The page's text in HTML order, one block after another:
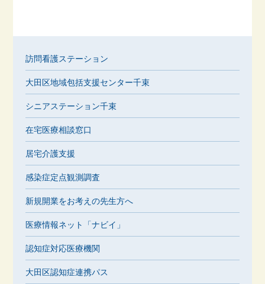
訪問看護ステーション
大田区地域包括支援センター千束
シニアステーション千束
在宅医療相談窓口
居宅介護支援
感染症定点観測調査
新規開業をお考えの先生方へ
医療情報ネット「ナビイ」
認知症対応医療機関
大田区認知症連携パス